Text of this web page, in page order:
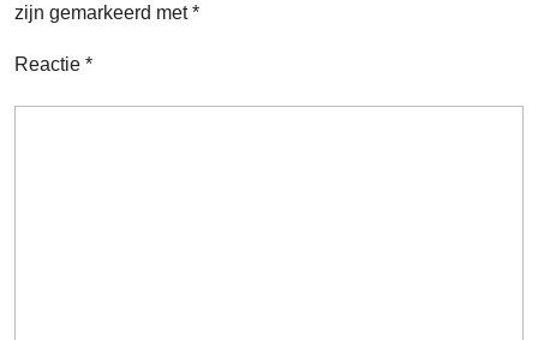
zijn gemarkeerd met*
Reactie *